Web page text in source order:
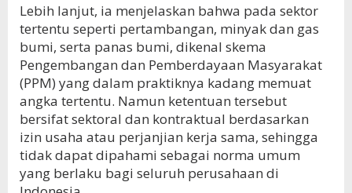
Lebih lanjut, ia menjelaskan bahwa pada sektor
tertentu seperti pertambangan, minyak dan gas
bumi, serta panas bumi, dikenal skema
Pengembangan dan Pemberdayaan Masyarakat
(PPM) yang dalam praktiknya kadang memuat
angka tertentu. Namun ketentuan tersebut
bersifat sektoral dan kontraktual berdasarkan
izin usaha atau perjanjian kerja sama, sehingga
tidak dapat dipahami sebagai norma umum
yang berlaku bagi seluruh perusahaan di